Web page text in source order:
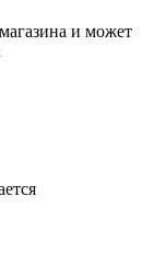
и может